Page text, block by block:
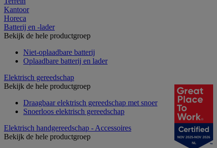
Kantoor
Horeca
Batterij en -lader
Bekijk de hele productgroep
Niet-oplaadbare batterij
Oplaadbare batterij en lader
Elektrisch gereedschap
Bekijk de hele productgroep
Draagbaar elektrisch gereedschap met snoer
Snoerloos elektrisch gereedschap
Elektrisch handgereedschap - Accessoires
Bekijk de hele productgroep
NOV 2025-NOV 2026
NL